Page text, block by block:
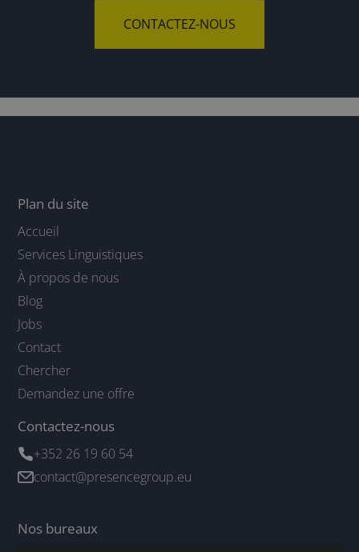
CONTACTEZ-NOUS
Plan du site
Accueil
Services Linguistiques
À propos de nous
Blog
Jobs
Contact
Chercher
Demandez une offre
Contactez-nous
+352 26 19 60 54
contact@presencegroup.eu
Nos bureaux